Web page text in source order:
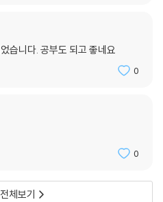
습니다. 공부도 되고 좋네요
0
0
체보기